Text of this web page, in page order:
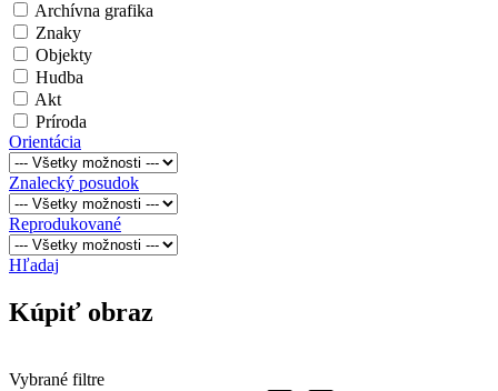
Archívna grafika
Znaky
Objekty
Hudba
Akt
Príroda
Orientácia
Znalecký posudok
Reprodukované
Hľadaj
Kúpiť obraz
Vybrané filtre